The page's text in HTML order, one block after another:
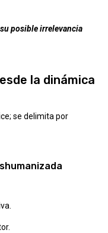
posible irrelevancia
la dinámica
se delimita por